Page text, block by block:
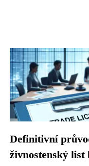
Definitivní
živnostenský list